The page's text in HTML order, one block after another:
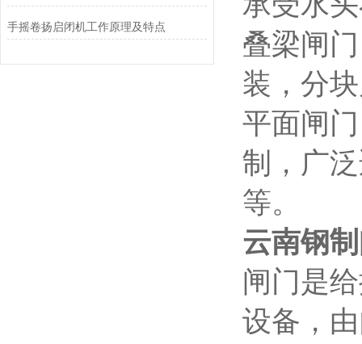
手摇卷扬启闭机工作原理及特点
叠梁闸
装，分
平面闸
制，广
等。
云南钢
闸门是
设备，